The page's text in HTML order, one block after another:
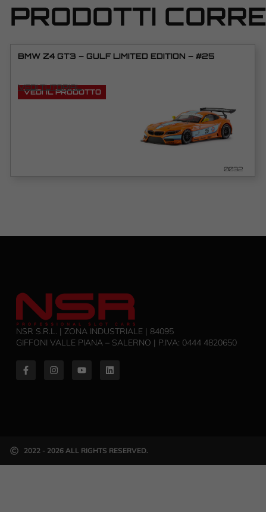
PRODOTTI
BMW Z4 GT3 – GULF LIMITED EDITION – #25
VEDI TUTORIAL
VEDI IL PRODOTTO
0032
NSR S.R.L. | ZONA INDUSTRIALE | 84095
GIFFONI VALLE PIANA – SALERNO | P.IVA: ‭0444 4820650‬
2022 - 2026 ALL RIGHTS RESERVED.